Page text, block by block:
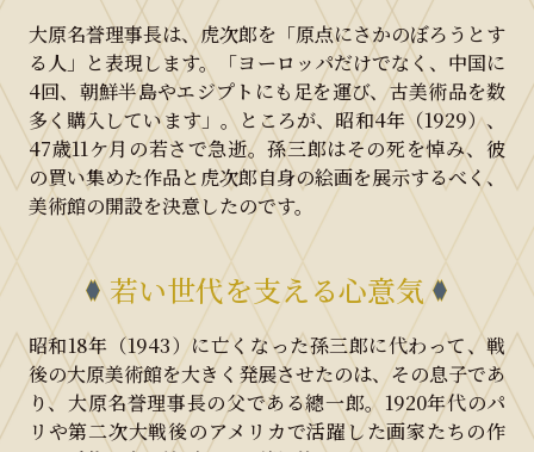
大原名誉理事長は、虎次郎を「原点にさかのぼろうとす
る人」と表現します。「ヨーロッパだけでなく、中国に
4回、朝鮮半島やエジプトにも足を運び、古美術品を数
多く購入しています」。ところが、昭和4年（1929）、
47歳11ケ月の若さで急逝。孫三郎はその死を悼み、彼
の買い集めた作品と虎次郎自身の絵画を展示するべく、
美術館の開設を決意したのです。
若い世代を支える心意気
昭和18年（1943）に亡くなった孫三郎に代わって、戦
後の大原美術館を大きく発展させたのは、その息子であ
り、大原名誉理事長の父である總一郎。1920年代のパ
リや第二次大戦後のアメリカで活躍した画家たちの作